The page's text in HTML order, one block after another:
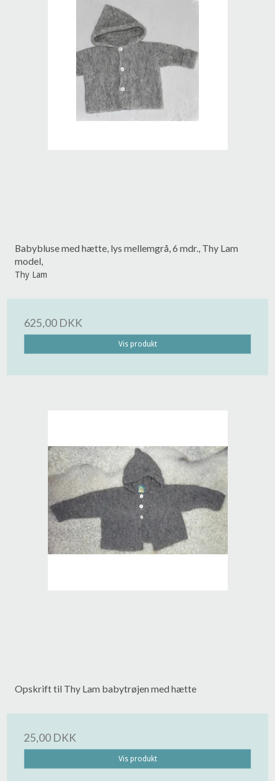
Babybluse med hætte, lys mellemgrå, 6 mdr., Thy Lam
model,
Thy Lam
625,00 DKK
Vis produkt
Opskrift til Thy Lam babytrøjen med hætte
25,00 DKK
Vis produkt